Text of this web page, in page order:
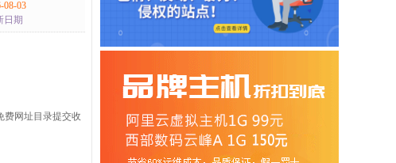
08-03
日期
费网址目录提交收